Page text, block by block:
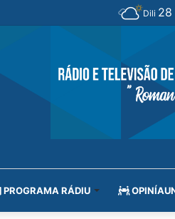
Dili 28
PROGRAMA RÁDIU